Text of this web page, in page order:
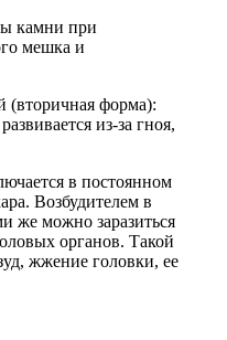
камни при
мешка и
(вторичная форма):
из-за гноя,
в постоянном
Возбудителем в
же можно заразиться
органов. Такой
жжение головки, ее